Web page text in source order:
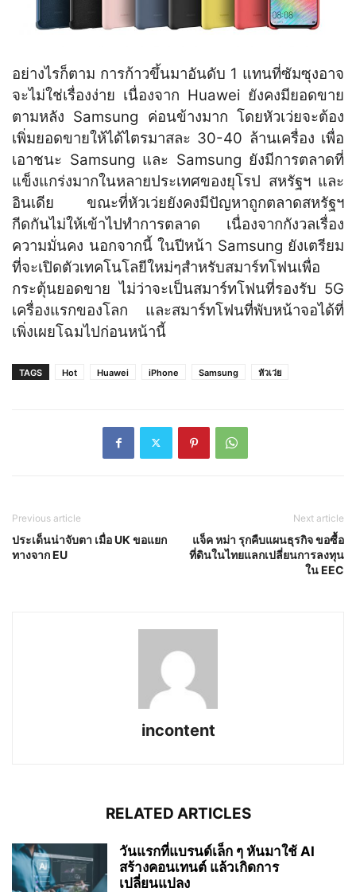
อย่างไรก็ตาม การก้าวขึ้นมาอันดับ 1 แทนที่ซัมซุงอาจ
จะไม่ใช่เรื่องง่าย เนื่องจาก Huawei ยังคงมียอดขาย
ตามหลัง Samsung ค่อนข้างมาก โดยหัวเว่ยจะต้อง
เพิ่มยอดขายให้ได้ไตรมาสละ 30-40 ล้านเครื่อง เพื่อ
เอาชนะ Samsung และ Samsung ยังมีการตลาดที่
แข็งแกร่งมากในหลายประเทศของยุโรป สหรัฐฯ และ
อินเดีย ขณะที่หัวเว่ยยังคงมีปัญหาถูกตลาดสหรัฐฯ
กีดกันไม่ให้เข้าไปทำการตลาด เนื่องจากกังวลเรื่อง
ความมั่นคง นอกจากนี้ ในปีหน้า Samsung ยังเตรียม
ที่จะเปิดตัวเทคโนโลยีใหม่ๆสำหรับสมาร์ทโฟนเพื่อ
กระตุ้นยอดขาย ไม่ว่าจะเป็นสมาร์ทโฟนที่รองรับ 5G
เครื่องแรกของโลก และสมาร์ทโฟนที่พับหน้าจอได้ที่
เพิ่งเผยโฉมไปก่อนหน้านี้
TAGS Hot Huawei iPhone Samsung หัวเว่ย
Previous article
ประเด็นน่าจับตา เมื่อ UK ขอแยก
ทางจาก EU
Next article
แจ็ค หม่า รุกคืบแผนธุรกิจ ขอซื้อ
ที่ดินในไทยแลกเปลี่ยนการลงทุน
ใน EEC
incontent
RELATED ARTICLES
วันแรกที่แบรนด์เล็ก ๆ หันมาใช้ AI
สร้างคอนเทนต์ แล้วเกิดการ
เปลี่ยนแปลง